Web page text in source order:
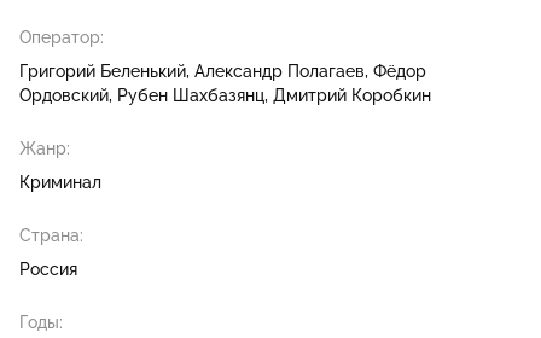
Оператор:
Григорий Беленький Александр Полагаев Фёдор
Ордовский Рубен Шахбазянц Дмитрий Коробкин
Жанр:
Криминал
Страна:
Россия
Годы: